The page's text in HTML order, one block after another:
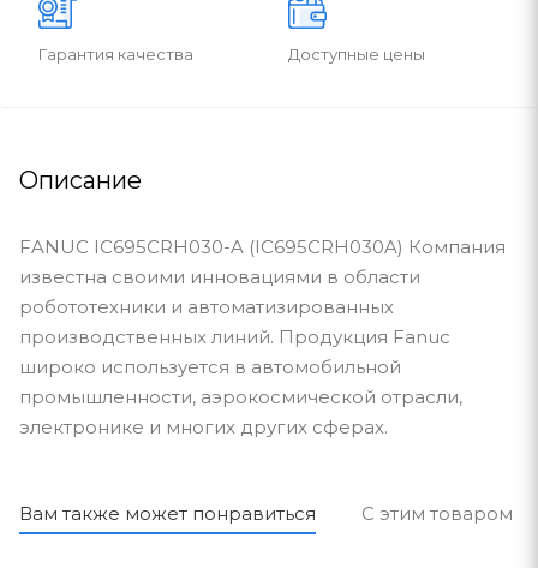
Гарантия качества Доступные цены
Описание
FANUC IC695CRH030-A (IC695CRH030A) Компания
известна своими инновациями в области
робототехники и автоматизированных
производственных линий. Продукция Fanuc
широко используется в автомобильной
промышленности, аэрокосмической отрасли,
электронике и многих других сферах.
Вам также может понравиться С этим товаром